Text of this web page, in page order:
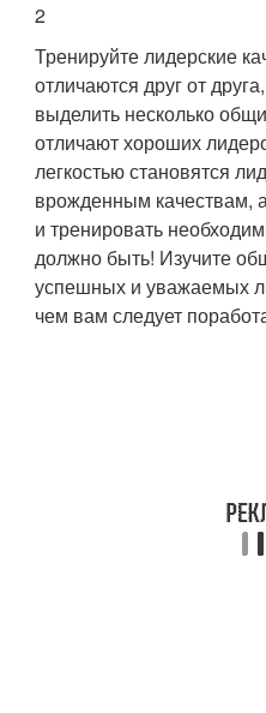
2
Тренируйте лидерские
отличаются друг от
выделить несколько
отличают хороших
легкостью становятся
врожденным качествам,
и тренировать
должно быть! Изучите
успешных и уважаемых
чем вам следует